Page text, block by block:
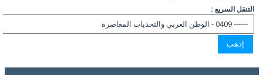
التنقل السريع :